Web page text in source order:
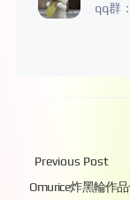
qq群
Previous Post
Omurice炸黑輪作